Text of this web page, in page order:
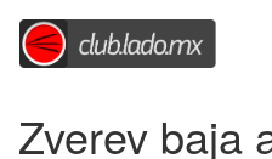
Zverev baja